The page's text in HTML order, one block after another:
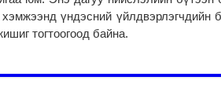
үндэсний үйлдвэрлэгчдийн
тогтоогоод байна.